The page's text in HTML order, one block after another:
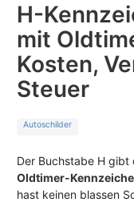
H-
mit
Kosten,
Steuer
Autoschilder
Der Buchstabe H gibt
Oldtimer-
hast keinen blassen